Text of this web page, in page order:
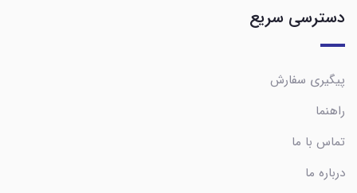
دسترسی سریع
پیگیری سفارش
راهنما
تماس با ما
درباره ما